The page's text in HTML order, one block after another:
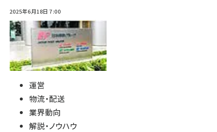
2025年6月18日 7:00
運営
物流・配送
業界動向
解説・ノウハウ